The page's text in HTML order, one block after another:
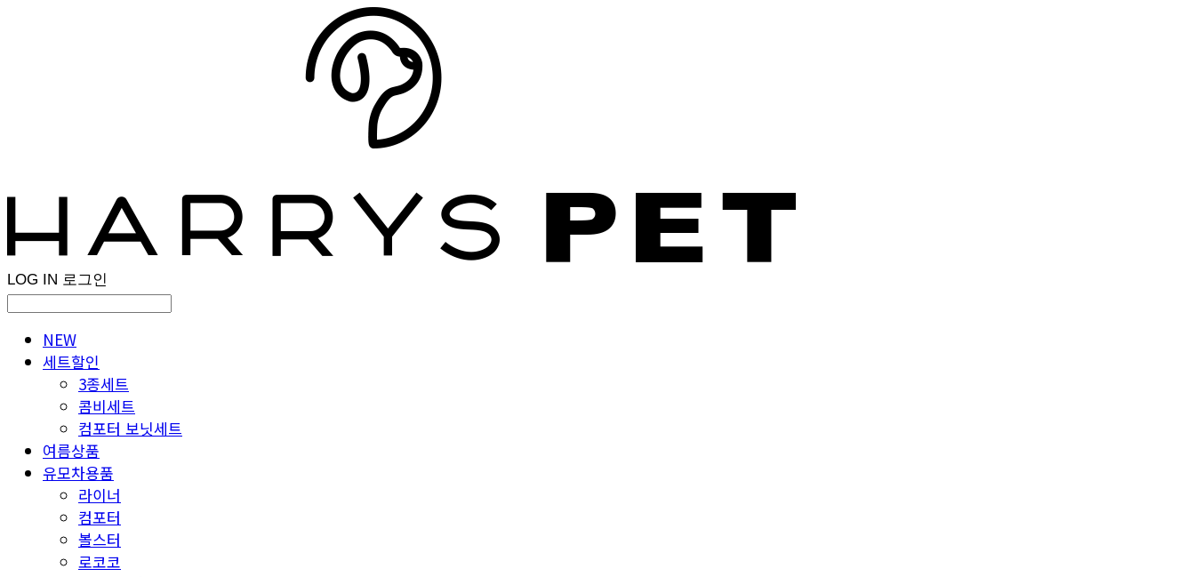
LOG IN 로그인
NEW
세트할인
3종세트
콤비세트
컴포터 보닛세트
여름상품
유모차용품
라이너
컴포터
볼스터
로코코